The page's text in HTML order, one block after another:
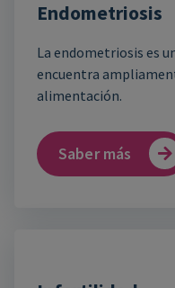
Endometriosis
La endometriosis es
encuentra
alimentación.
Saber más